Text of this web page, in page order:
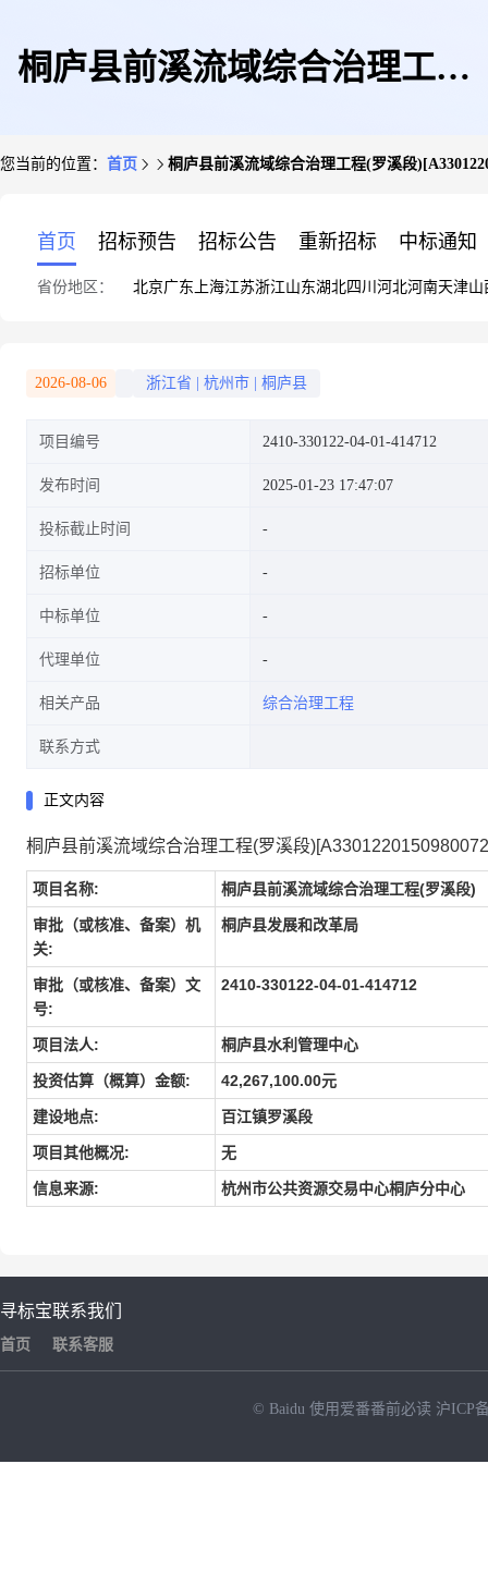
桐庐县前溪流域综合治理工程
您当前的位置： 首页 桐庐县前溪流域综合治理工程(罗溪段
首页 招标预告 招标公告 重新招标 中标通知
省份地区： 北京广东 上海江苏浙江山东湖北四川 河北河南天津山
2026-08-06 浙江省 杭州市 桐庐县
项目编号 2410-330122-04-01-414712
发布时间 2025-01-23 17:47:07
投标截止时间
招标单位
中标单位
代理单位
相关产品 综合治理工程
联系方式
正文内容
桐庐县前溪流域综合治理工程(罗溪段
项目名称: 桐庐县前溪流域综合治理工程(罗溪段)
审批（或核准、备案）机
关:
桐庐县发展和改革局
审批（或核准、备案）文
号:
2410-330122-04-01-414712
项目法人: 桐庐县水利管理中心
投资估算（概算）金额: 42,267,100.00元
建设地点: 百江镇罗溪段
项目其他概况: 无
信息来源: 杭州市公共资源交易中心桐庐分中心
寻标宝
首页
联系我们
联系客服
© Baidu 使用爱番番前必读 沪ICP